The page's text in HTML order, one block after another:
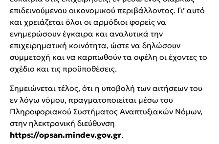
επιδεινούμενου οικονομικού περιβάλλοντος. Γι’ αυτό
και χρειάζεται όλοι οι αρμόδιοι φορείς να
ενημερώσουν έγκαιρα και αναλυτικά την
επιχειρηματική κοινότητα, ώστε να δηλώσουν
συμμετοχή και να καρπωθούν τα οφέλη οι έχοντες το
σχέδιο και τις προϋποθέσεις.
Σημειώνεται τέλος, ότι η υποβολή των αιτήσεων του
εν λόγω νόμου, πραγματοποιείται μέσω του
Πληροφοριακού Συστήματος Αναπτυξιακών Νόμων,
στην ηλεκτρονική διεύθυνση
https://opsan.mindev.gov.gr.